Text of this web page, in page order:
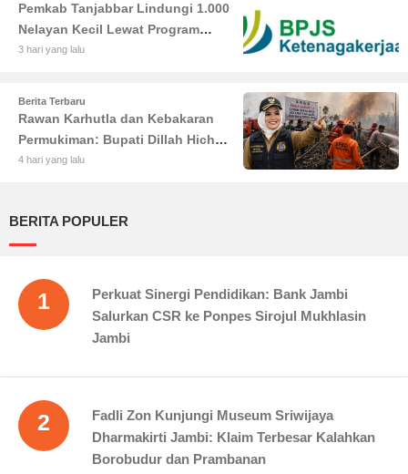
Pemkab Tanjabbar Lindungi 1.000
Nelayan Kecil Lewat Program
BPJS Ketenagakerjaan
3 hari yang lalu
Berita Terbaru
Rawan Karhutla dan Kebakaran
Permukiman: Bupati Dillah Hich
Larang Camat Tinggalkan Wilayah
4 hari yang lalu
BERITA POPULER
1
Perkuat Sinergi Pendidikan: Bank Jambi
Salurkan CSR ke Ponpes Sirojul Mukhlasin
Jambi
2
Fadli Zon Kunjungi Museum Sriwijaya
Dharmakirti Jambi: Klaim Terbesar Kalahkan
Borobudur dan Prambanan